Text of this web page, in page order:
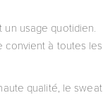
usage quotidien.
convient à toutes les
qualité, le sweat